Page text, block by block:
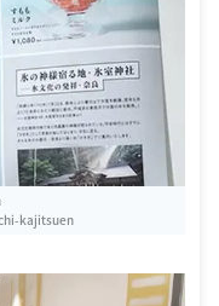
kajitsuen